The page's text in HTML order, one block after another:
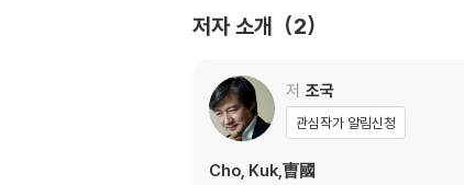
─ 광주 충장로 연설 2024년 3월 14일
윤석열 검찰독재정권에 대한 국민의 분노
─ 윤석열 정권 규탄 기자회견 2024년 3월
저자 소개 2
저 조국
관심작가 알림신청
Cho, Kuk,曺國